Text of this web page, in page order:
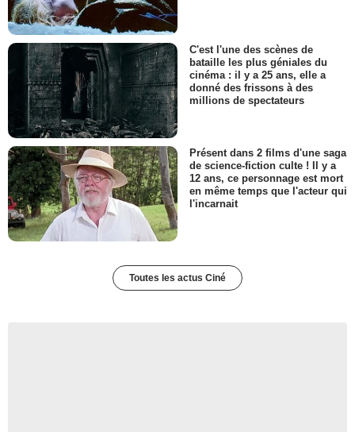
C'est l'une des scènes de
bataille les plus géniales du
cinéma : il y a 25 ans, elle a
donné des frissons à des
millions de spectateurs
Présent dans 2 films d'une saga
de science-fiction culte ! Il y a
12 ans, ce personnage est mort
en même temps que l'acteur qui
l'incarnait
Toutes les actus Ciné